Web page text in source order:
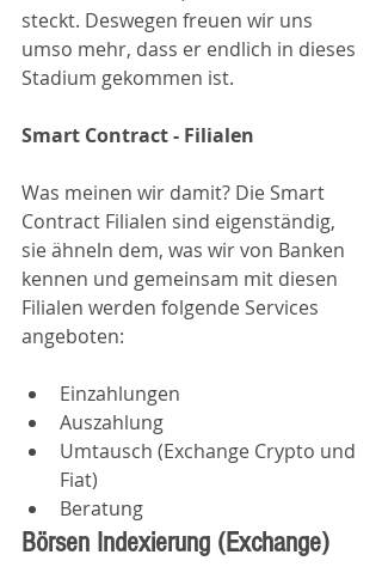
steckt. Deswegen freuen wir uns
umso mehr, dass er endlich in dieses
Stadium gekommen ist.
Smart Contract - Filialen
Was meinen wir damit? Die Smart
Contract Filialen sind eigenständig,
sie ähneln dem, was wir von Banken
kennen und gemeinsam mit diesen
Filialen werden folgende Services
angeboten:
Einzahlungen
Auszahlung
Umtausch (Exchange Crypto und
Fiat)
Beratung
Börsen Indexierung (Exchange)